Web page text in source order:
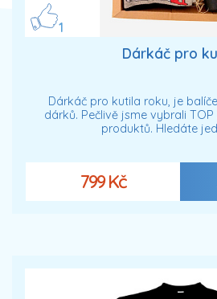
1
Dárkáč pro
Dárkáč pro kutila roku, je
dárků. Pečlivě jsme vybrali
produktů. Hledáte
799 Kč